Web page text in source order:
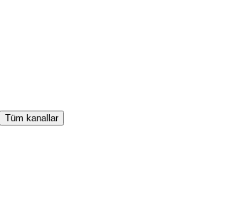
Tüm kanallar